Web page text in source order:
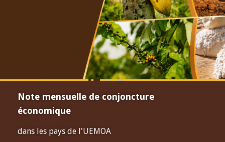
Note mensuelle de conjoncture
économique
dans les pays de l'UEMOA